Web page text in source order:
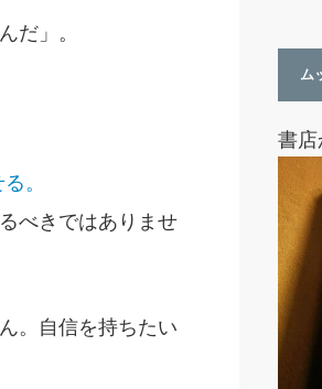
だ」。
。
べきではありませ
。自信を持ちたい
ム
書店